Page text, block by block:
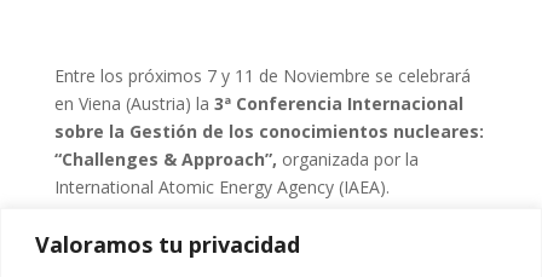
Valoramos tu privacidad
Entre los próximos 7 y 11 de Noviembre se celebrará
en Viena (Austria) la 3ª Conferencia Internacional
sobre la Gestión de los conocimientos nucleares:
“Challenges & Approach”, organizada por la
International Atomic Energy Agency (IAEA).
Si están interesados en la Conferencia pueden visitar la
siguiente web: